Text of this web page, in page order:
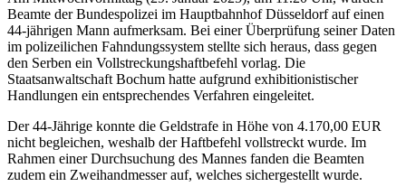
Beamte der Bundespolizei im Hauptbahnhof Düsseldorf auf einen
44-jährigen Mann aufmerksam. Bei einer Überprüfung seiner Daten
im polizeilichen Fahndungssystem stellte sich heraus, dass gegen
den Serben ein Vollstreckungshaftbefehl vorlag. Die
Staatsanwaltschaft Bochum hatte aufgrund exhibitionistischer
Handlungen ein entsprechendes Verfahren eingeleitet.
Der 44-Jährige konnte die Geldstrafe in Höhe von 4.170,00 EUR
nicht begleichen, weshalb der Haftbefehl vollstreckt wurde. Im
Rahmen einer Durchsuchung des Mannes fanden die Beamten
zudem ein Zweihandmesser auf, welches sichergestellt wurde.